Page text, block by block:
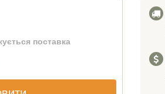
поставка